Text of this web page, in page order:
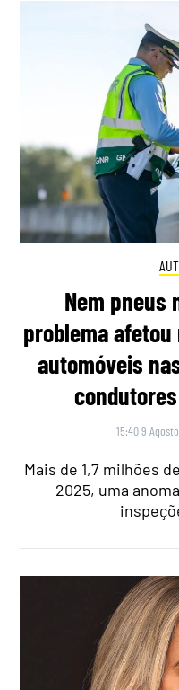
Nem pneus
problema afetou
automóveis
15:40 9
Mais de 1,7 milhões
2025, uma